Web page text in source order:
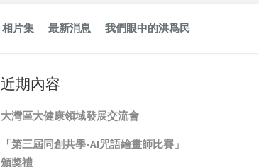
相片集 最新消息 我們眼中的洪爲民
近期內容
大灣區大健康領域發展交流會
「第三屆同創共學-AI咒語繪畫師比賽」
頒獎禮